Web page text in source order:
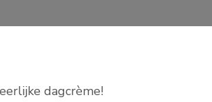
dagcrème!